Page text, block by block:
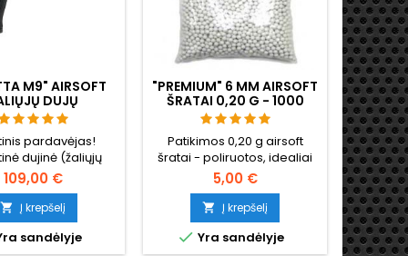
M9" AIRSOFT
DUJŲ
SU
(GBB)
pardavėjas!
dujinė (žaliųjų
M9" kopija su
eiga (GBB) -
ginklas juda ir
atšoka.
109,00 €
 Į krepšelį
sandėlyje
"PREMIUM" 6 MM AIRSOFT
ŠRATAI 0,20 G - 1000
ŠOVINIŲ, BE UŽSTRIGIMO,
ŠAUDYMAS TIESIAI
Patikimos 0,20 g airsoft
šratai - poliruotos, idealiai
apvalios, patikimai
paduodamos per bet kokį
šovinį. 1000 šovinių, tinkamų
"hi-caps", dujinėms
granatoms ir
5,00 €
 Į krepšelį
 Yra sandėlyje